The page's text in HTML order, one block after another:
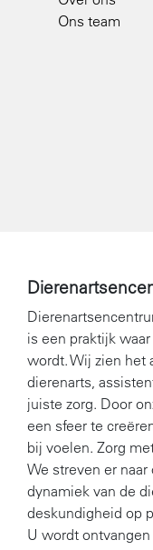
is een praktijk
wordt. Wij zien het
dierenarts,
juiste zorg. Door
een sfeer te
bij voelen. Zorg
We streven er
dynamiek van de
deskundigheid op
U wordt ontvangen
Ons team